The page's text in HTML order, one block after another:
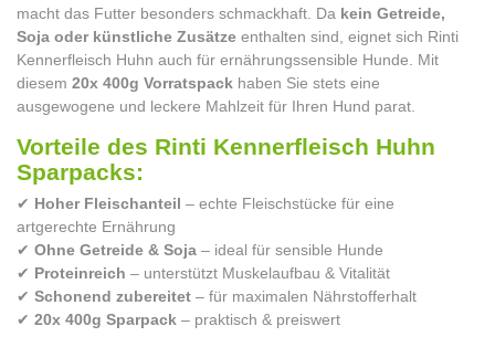
macht das Futter besonders schmackhaft. Da kein Getreide,
Soja oder künstliche Zusätze enthalten sind, eignet sich Rinti
Kennerfleisch Huhn auch für ernährungssensible Hunde. Mit
diesem 20x 400g Vorratspack haben Sie stets eine
ausgewogene und leckere Mahlzeit für Ihren Hund parat.
Vorteile des Rinti Kennerfleisch Huhn
Sparpacks:
✔ Hoher Fleischanteil – echte Fleischstücke für eine
artgerechte Ernährung
✔ Ohne Getreide & Soja – ideal für sensible Hunde
✔ Proteinreich – unterstützt Muskelaufbau & Vitalität
✔ Schonend zubereitet – für maximalen Nährstofferhalt
✔ 20x 400g Sparpack – praktisch & preiswert